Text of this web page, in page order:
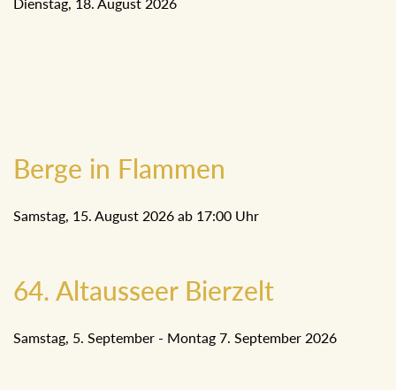
Dienstag, 18. August 2026
Berge in Flammen
Samstag, 15. August 2026 ab 17:00 Uhr
64. Altausseer Bierzelt
Samstag, 5. September - Montag 7. September 2026